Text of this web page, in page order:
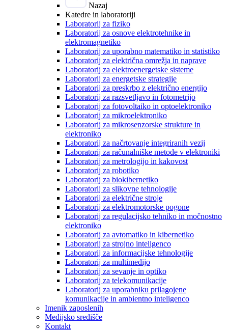
Nazaj
Katedre in laboratoriji
Laboratorij za fiziko
Laboratorij za osnove elektrotehnike in
elektromagnetiko
Laboratorij za uporabno matematiko in statistiko
Laboratorij za električna omrežja in naprave
Laboratorij za elektroenergetske sisteme
Laboratorij za energetske strategije
Laboratorij za preskrbo z električno energijo
Laboratorij za razsvetljavo in fotometrijo
Laboratorij za fotovoltaiko in optoelektroniko
Laboratorij za mikroelektroniko
Laboratorij za mikrosenzorske strukture in
elektroniko
Laboratorij za načrtovanje integriranih vezij
Laboratorij za računalniške metode v elektroniki
Laboratorij za metrologijo in kakovost
Laboratorij za robotiko
Laboratorij za biokibernetiko
Laboratorij za slikovne tehnologije
Laboratorij za električne stroje
Laboratorij za elektromotorske pogone
Laboratorij za regulacijsko tehniko in močnostno
elektroniko
Laboratorij za avtomatiko in kibernetiko
Laboratorij za strojno inteligenco
Laboratorij za informacijske tehnologije
Laboratorij za multimedijo
Laboratorij za sevanje in optiko
Laboratorij za telekomunikacije
Laboratorij za uporabniku prilagojene
komunikacije in ambientno inteligenco
Imenik zaposlenih
Medijsko središče
Kontakt